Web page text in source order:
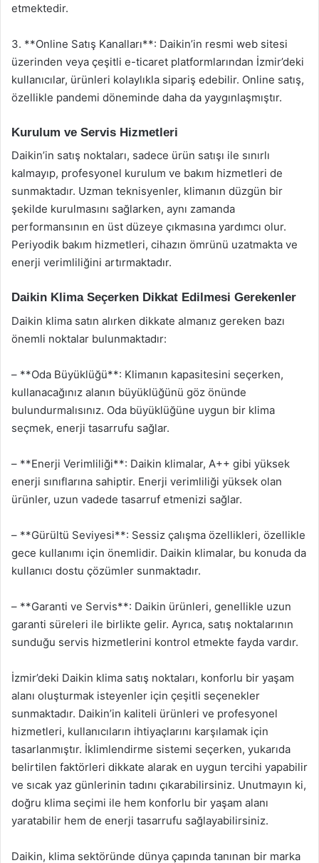
etmektedir.
3. **Online Satış Kanalları**: Daikin’in resmi web sitesi
üzerinden veya çeşitli e-ticaret platformlarından İzmir’deki
kullanıcılar, ürünleri kolaylıkla sipariş edebilir. Online satış,
özellikle pandemi döneminde daha da yaygınlaşmıştır.
Kurulum ve Servis Hizmetleri
Daikin’in satış noktaları, sadece ürün satışı ile sınırlı
kalmayıp, profesyonel kurulum ve bakım hizmetleri de
sunmaktadır. Uzman teknisyenler, klimanın düzgün bir
şekilde kurulmasını sağlarken, aynı zamanda
performansının en üst düzeye çıkmasına yardımcı olur.
Periyodik bakım hizmetleri, cihazın ömrünü uzatmakta ve
enerji verimliliğini artırmaktadır.
Daikin Klima Seçerken Dikkat Edilmesi Gerekenler
Daikin klima satın alırken dikkate almanız gereken bazı
önemli noktalar bulunmaktadır:
– **Oda Büyüklüğü**: Klimanın kapasitesini seçerken,
kullanacağınız alanın büyüklüğünü göz önünde
bulundurmalısınız. Oda büyüklüğüne uygun bir klima
seçmek, enerji tasarrufu sağlar.
– **Enerji Verimliliği**: Daikin klimalar, A++ gibi yüksek
enerji sınıflarına sahiptir. Enerji verimliliği yüksek olan
ürünler, uzun vadede tasarruf etmenizi sağlar.
– **Gürültü Seviyesi**: Sessiz çalışma özellikleri, özellikle
gece kullanımı için önemlidir. Daikin klimalar, bu konuda da
kullanıcı dostu çözümler sunmaktadır.
– **Garanti ve Servis**: Daikin ürünleri, genellikle uzun
garanti süreleri ile birlikte gelir. Ayrıca, satış noktalarının
sunduğu servis hizmetlerini kontrol etmekte fayda vardır.
İzmir’deki Daikin klima satış noktaları, konforlu bir yaşam
alanı oluşturmak isteyenler için çeşitli seçenekler
sunmaktadır. Daikin’in kaliteli ürünleri ve profesyonel
hizmetleri, kullanıcıların ihtiyaçlarını karşılamak için
tasarlanmıştır. İklimlendirme sistemi seçerken, yukarıda
belirtilen faktörleri dikkate alarak en uygun tercihi yapabilir
ve sıcak yaz günlerinin tadını çıkarabilirsiniz. Unutmayın ki,
doğru klima seçimi ile hem konforlu bir yaşam alanı
yaratabilir hem de enerji tasarrufu sağlayabilirsiniz.
Daikin, klima sektöründe dünya çapında tanınan bir marka